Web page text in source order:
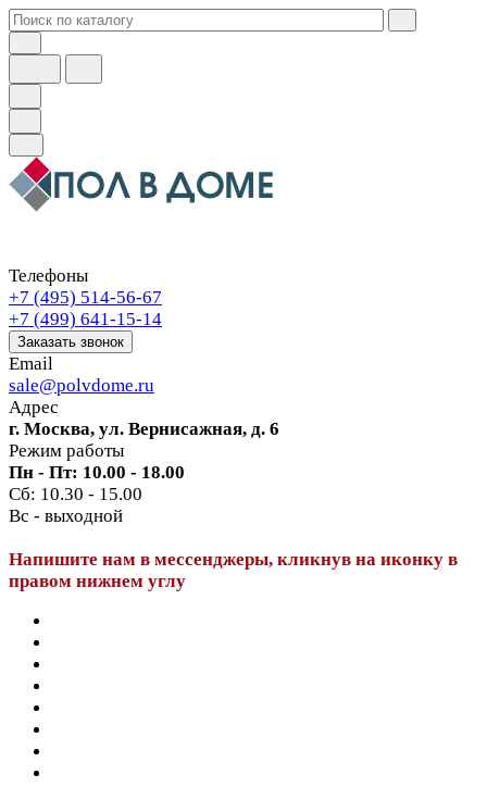
Телефоны
+7 (495) 514-56-67
+7 (499) 641-15-14
Заказать звонок
Email
sale@polvdome.ru
Адрес
г. Москва, ул. Вернисажная, д. 6
Режим работы
Пн - Пт: 10.00 - 18.00
Сб: 10.30 - 15.00
Вс - выходной
Напишите нам в мессенджеры, кликнув на иконку в
правом нижнем углу